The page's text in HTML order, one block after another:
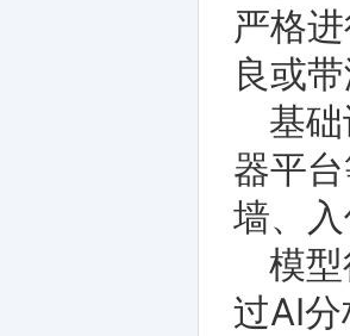
严格
良或
基
器平
墙、
模
过AI